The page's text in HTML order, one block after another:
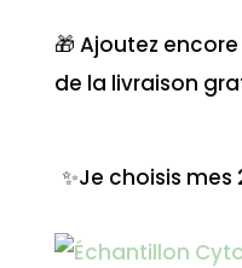
🎁 Ajoutez encore
de la livraison
✨Je choisis